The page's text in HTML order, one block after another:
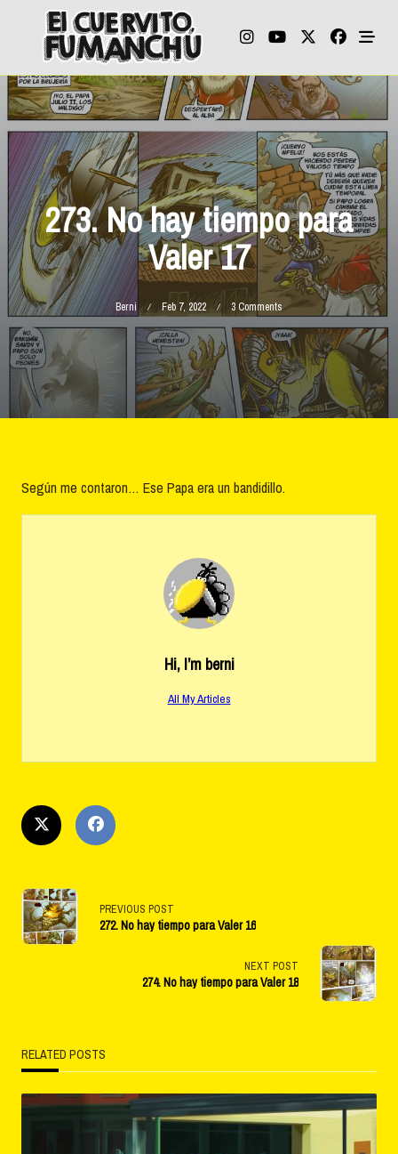
content
273. No hay tiempo para
Valer 17
Berni Feb 7, 2022 3 CommentsOn
No
Hay
Tiempo
Para
Valer
17
Según me contaron… Ese Papa era un bandidillo.
Hi, I’m berni
All My Articles
<span
class="nav-
reader-
text">Page</span>
PREVIOUS POST
272. No hay tiempo para Valer 16
NEXT POST
274. No hay tiempo para Valer 18
RELATED POSTS